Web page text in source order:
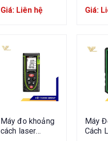
Garmin
Giá: Liên hệ Giá:
Máy đo khoảng
cách laser
Máy
Cách